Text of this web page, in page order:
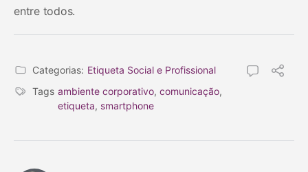
entre todos.
Categorias: Etiqueta Social e Profissional
Tags ambiente corporativo, comunicação,
etiqueta, smartphone